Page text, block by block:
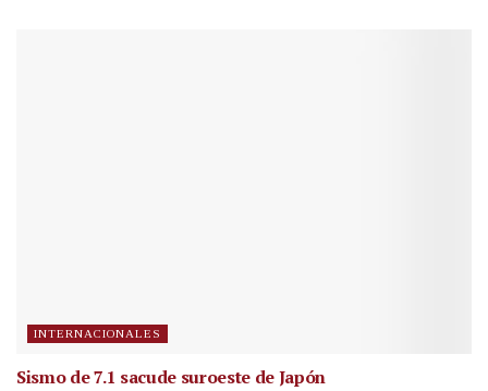
INTERNACIONALES
Sismo de 7.1 sacude suroeste de Japón